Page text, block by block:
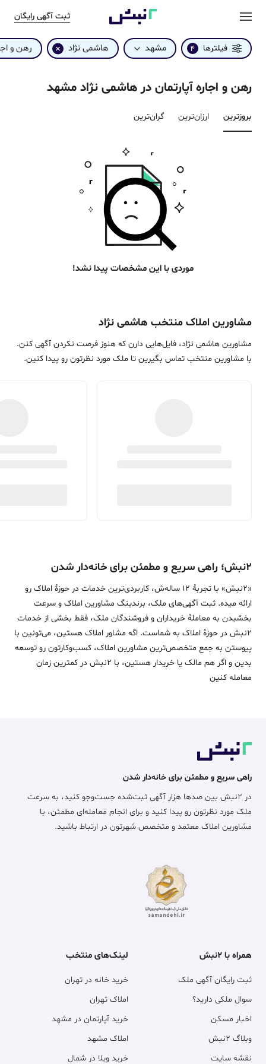
ثبت آگهی رایگان
فیلترها 4 مشهد هاشمی نژاد رهن و
رهن و اجاره آپارتمان در هاشمی نژاد مشهد
بروزترین‌ ارزان‌ترین گران‌ترین
موردی با این مشخصات پیدا نشد!
مشاورین املاک منتخب هاشمی نژاد
مشاورین هاشمی نژاد، فایل‌هایی دارن که هنوز فرصت نکردن آگهی کنن.
با مشاورین منتخب تماس بگیرین تا ملک مورد نظرتون رو پیدا کنین.
۲نبش؛ راهی سریع و مطمئن برای خانه‌دار شدن
«2نبش» با تجربۀ 12 ساله‌ش، کاربردی‌ترین خدمات در حوزۀ املاک رو
ارائه میده. ثبت آگهی‌های ملک، برندینگ مشاورین املاک و سرعت
بخشیدن به معاملۀ خریداران و فروشندگان ملک، فقط بخشی از خدمات
2نبش در حوزۀ املاک به شماست. اگه مشاور املاک هستین، می‌تونین با
پیوستن به جمع متخصص‌ترین مشاورین املاک، کسب‌وکارتون رو توسعه
بدین و اگر هم مالک یا خریدار هستین، با 2نبش در کمترین زمان
معامله‌ کنین
راهی سریع و مطمئن برای خانه‌دار شدن
در ۲نبش بین صدها هزار آگهی ثبت‌شده جست‌وجو کنید، به سرعت
ملک مورد نظرتون رو پیدا کنید و برای انجام معامله‌ای مطمئن، با
مشاورین املاک معتمد و متخصص شهرتون در ارتباط باشید.
همراه با ۲نبش
ثبت رایگان آگهی ملک
سوال ملکی دارید؟
اخبار مسکن
وبلاگ ۲نبش
نقشه سایت
لینک‌های منتخب
خرید خانه در تهران
املاک تهران
خرید آپارتمان در مشهد
املاک مشهد
خرید ویلا در شمال